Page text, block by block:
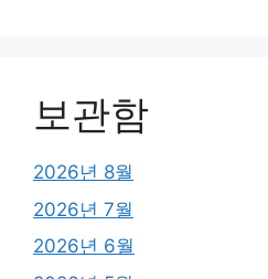
보관함
2026년 8월
2026년 7월
2026년 6월